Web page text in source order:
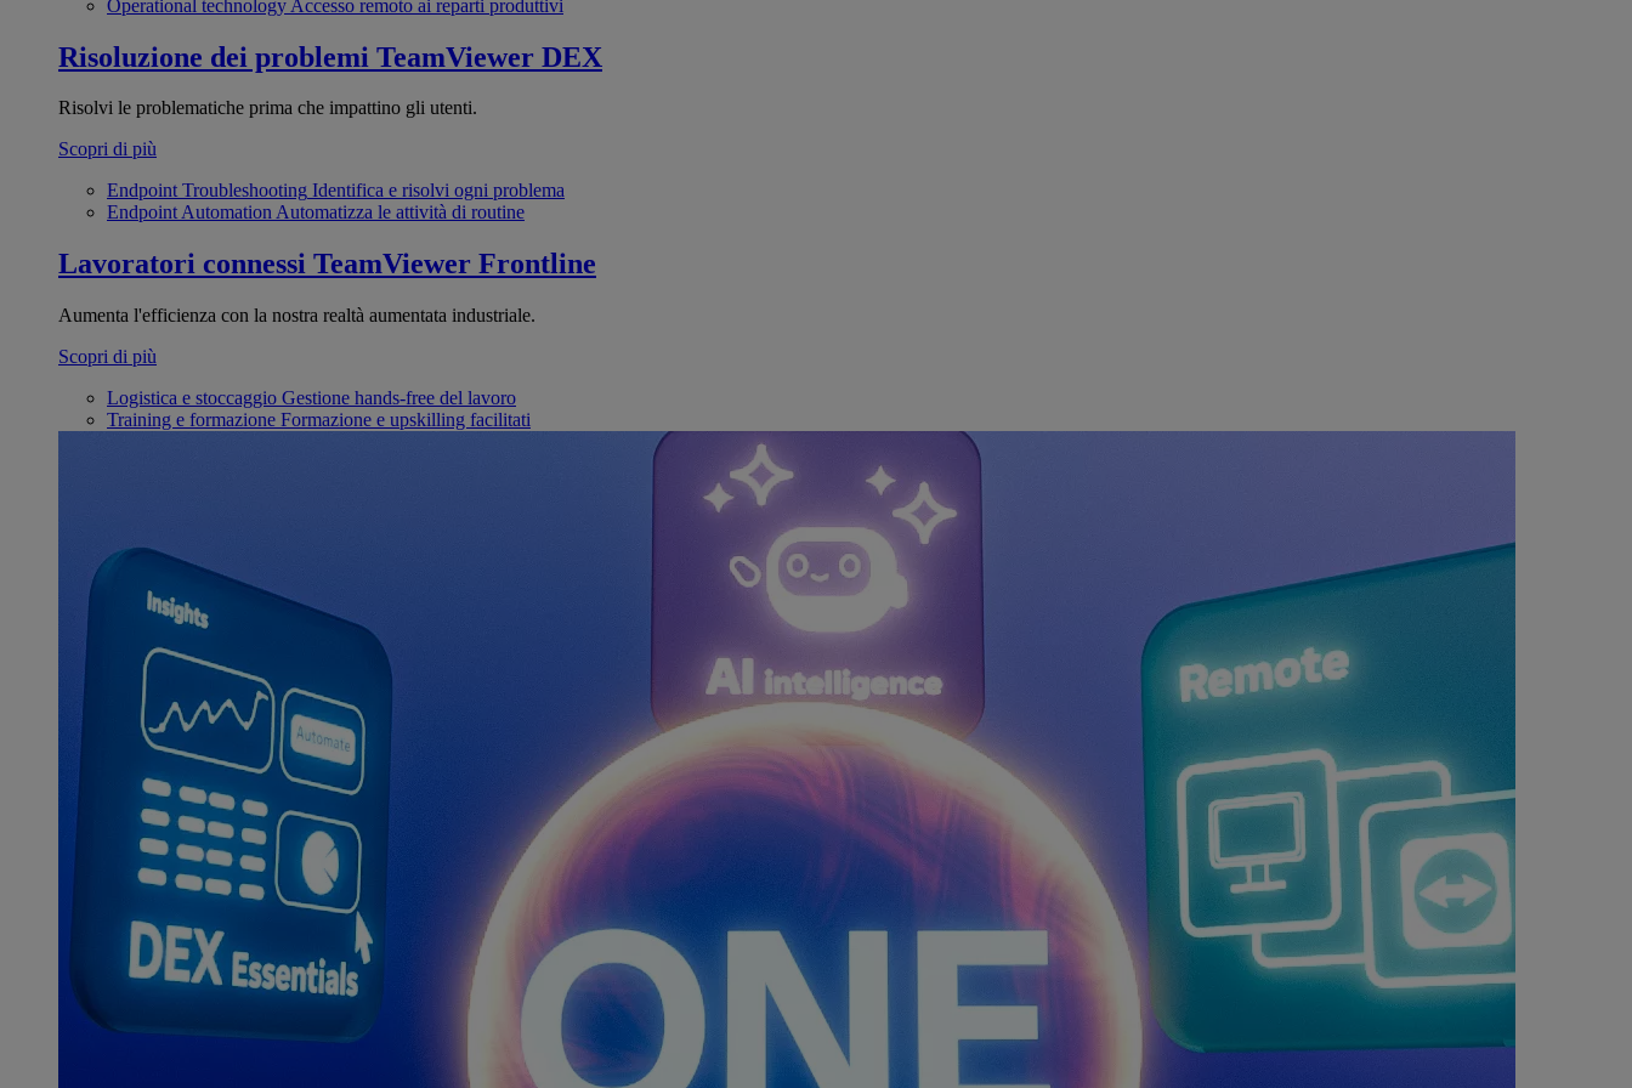
Operational technology Accesso remoto ai reparti produttivi
Risoluzione dei problemi TeamViewer DEX
Risolvi le problematiche prima che impattino gli utenti.
Scopri di più
Endpoint Troubleshooting Identifica e risolvi ogni problema
Endpoint AutomationAutomatizza le attività di routine
Lavoratori connessi TeamViewer Frontline
Aumenta l'efficienza con la nostra realtà aumentata industriale.
Scopri di più
Logistica e stoccaggio Gestione hands-free del lavoro
Training e formazione Formazione e upskilling facilitati